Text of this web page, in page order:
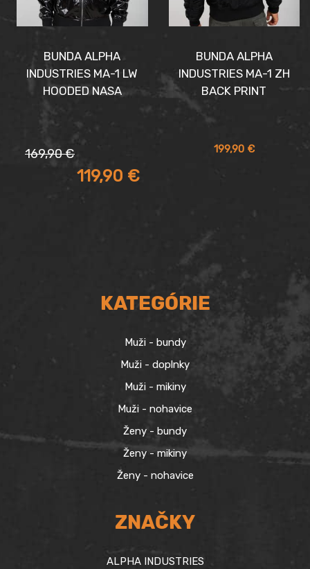
BUNDA ALPHA
INDUSTRIES MA-1 LW
HOODED NASA
169,90€
bola:
119,90 €
je:
BUNDA ALPHA
INDUSTRIES MA-1 ZH
BACK PRINT
199,90 €
KATEGÓRIE
Muži - bundy
Muži - doplnky
Muži - mikiny
Muži - nohavice
Ženy - bundy
Ženy - mikiny
Ženy - nohavice
ZNAČKY
ALPHA INDUSTRIES